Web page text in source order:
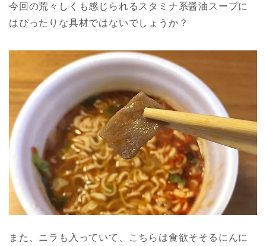
今回の荒々しくも感じられるスタミナ系醤油スープに
はぴったりな具材ではないでしょうか？
また、ニラも入っていて、こちらは食欲そそるにんに